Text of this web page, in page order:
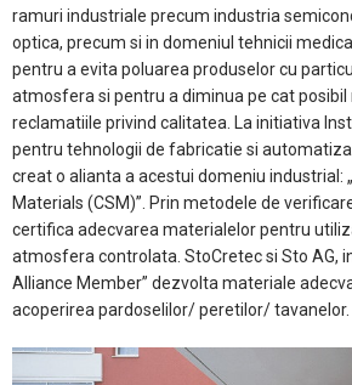
ramuri industriale precum industria
optica, precum si in domeniul tehnicii
pentru a evita poluarea produselor cu
atmosfera si pentru a diminua pe cat posibil
reclamatiile privind calitatea. La initiativa
pentru tehnologii de fabricatie si
creat o alianta a acestui domeniu industrial:
Materials (CSM)”. Prin metodele de
certifica adecvarea materialelor pentru
atmosfera controlata. StoCretec si Sto AG,
Alliance Member” dezvolta materiale
acoperirea pardoselilor/ peretilor/ tavanelor.